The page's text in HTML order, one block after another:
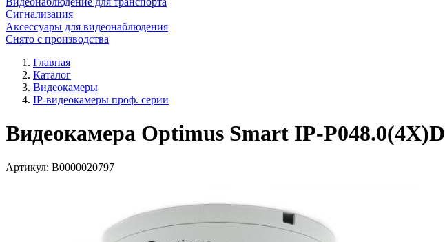
Сигнализация
Аксессуары для видеонаблюдения
Снято с производства
Главная
Каталог
Видеокамеры
IP-видеокамеры проф. серии
Видеокамера Optimus Smart IP-P048.0(4X)D
Артикул: В0000020797